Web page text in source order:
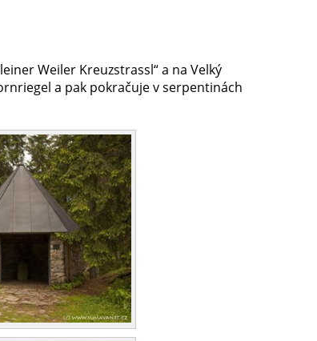
Weiler Kreuzstrassl“ a na Velký
a pak pokračuje v serpentinách